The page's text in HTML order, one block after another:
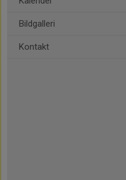
Bildgalleri
Kontakt